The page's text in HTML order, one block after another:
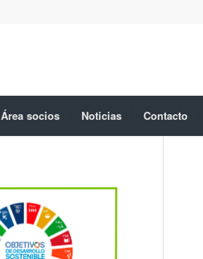
Área socios Noticias Contacto